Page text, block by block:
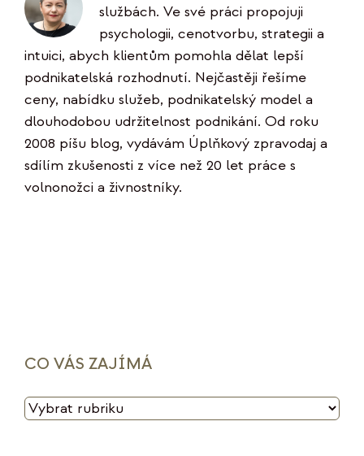
službách. Ve své práci propojuji
psychologii, cenotvorbu, strategii a
intuici, abych klientům pomohla dělat lepší
podnikatelská rozhodnutí. Nejčastěji řešíme
ceny, nabídku služeb, podnikatelský model a
dlouhodobou udržitelnost podnikání. Od roku
2008 píšu blog, vydávám Úplňkový zpravodaj a
sdílím zkušenosti z více než 20 let práce s
volnonožci a živnostníky.
CO VÁS ZAJÍMÁ
CO